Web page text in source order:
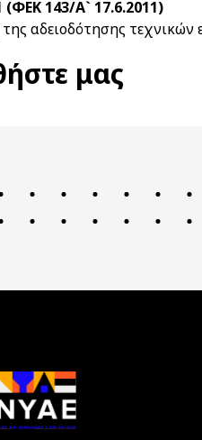
(ΦΕΚ 143/Α` 17.6.2011)
αδειοδότησης τεχνικών
μας